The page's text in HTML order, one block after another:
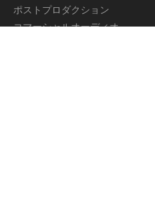
ポストプロダクション
コマーシャルオーディオ